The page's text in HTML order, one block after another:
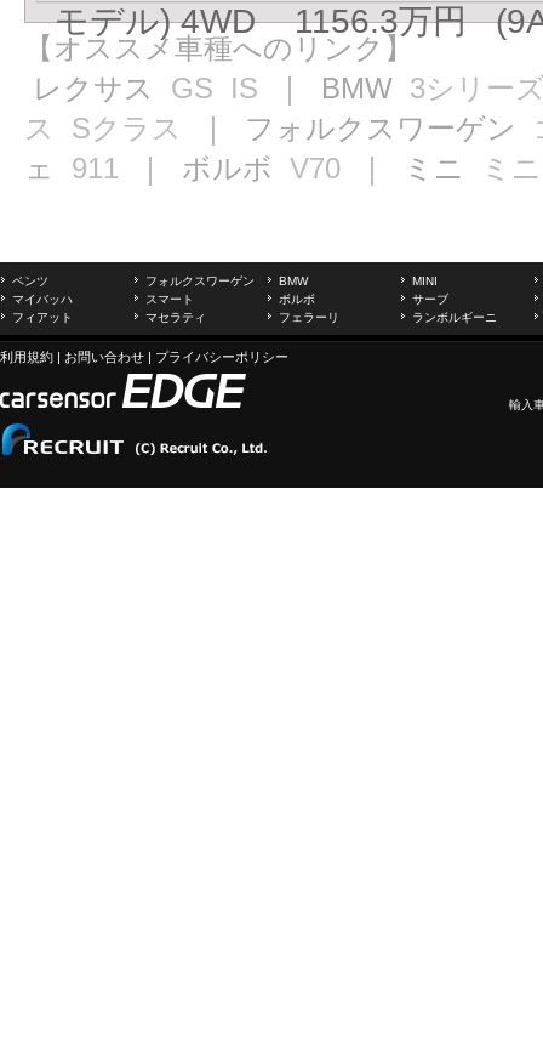
モデル) 4WD 1156.3万円
【オススメ車種へのリンク】
レクサス GS IS ｜ BMW 3シリー
ス
Sクラス ｜ フォルクスワーゲン
ェ 911 ｜ ボルボ V70 ｜ ミニ ミニ
ベンツ フォルクスワーゲン BMW
MINI
マイバッハ
スマート ボルボ
サーブ
フィアット
マセラティ フェラーリ ランボルギーニ
利用規約 | お問い合わせ | プライバシーポリシー
輸入